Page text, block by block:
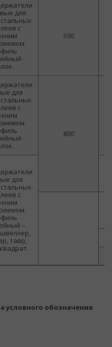
для
с
-
500
для
с
-
800
для
с
–
тавр,
условного обозначения